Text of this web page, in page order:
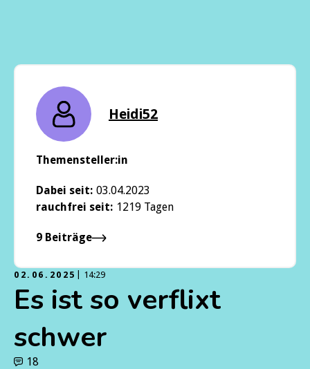
Heidi52
Themensteller:in
Dabei seit: 03.04.2023
rauchfrei seit: 1219 Tagen
9 Beiträge
02.06.2025 14:29
Es ist so verflixt
schwer
18